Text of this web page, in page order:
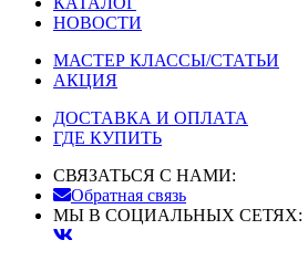
НОВОСТИ
МАСТЕР КЛАССЫ/СТАТЬИ
АКЦИЯ
ДОСТАВКА И ОПЛАТА
ГДЕ КУПИТЬ
СВЯЗАТЬСЯ С НАМИ:
Обратная связь
МЫ В СОЦИАЛЬНЫХ СЕТЯХ: